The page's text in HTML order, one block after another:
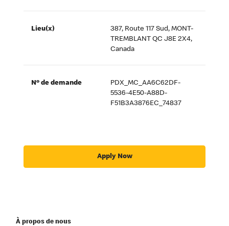
Lieu(x)
387, Route 117 Sud, MONT-
TREMBLANT QC J8E 2X4,
Canada
Nº de demande
PDX_MC_AA6C62DF-
5536-4E50-A88D-
F51B3A3876EC_74837
Apply Now
À propos de nous